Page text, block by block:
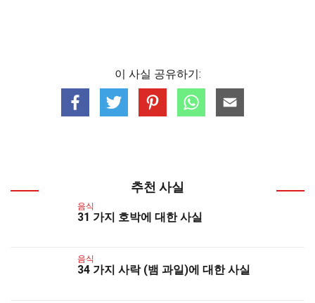
이 사실 공유하기:
추천 사실
음식
31 가지 호박에 대한 사실
음식
34 가지 사락 (뱀 과일)에 대한 사실